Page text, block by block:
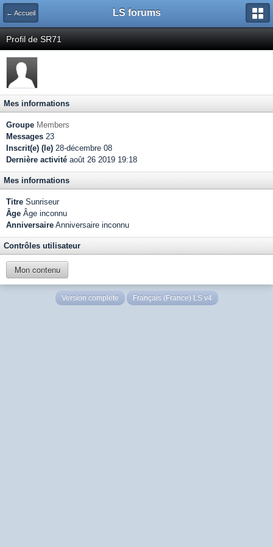
← Accueil LS forums
Profil de SR71
Mes informations
Groupe Members
Messages 23
Inscrit(e) (le) 28-décembre 08
Dernière activité août 26 2019 19:18
Mes informations
Titre Sunriseur
Âge Âge inconnu
Anniversaire Anniversaire inconnu
Contrôles utilisateur
Mon contenu
Version complète Français (France) LS v4